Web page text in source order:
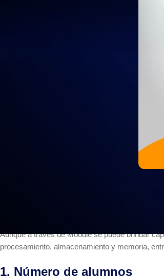
¿Qué aspectos se
Aunque a través de Moodle se puede brindar
procesamiento, almacenamiento y memoria,
1. Número de alumnos